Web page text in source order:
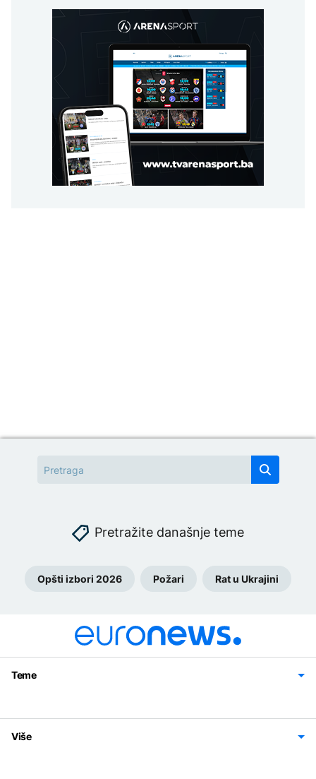
Pretražite današnje teme
Opšti izbori 2026 Požari Rat u Ukrajini
Teme
Svijet
Sport
Magazin
Više